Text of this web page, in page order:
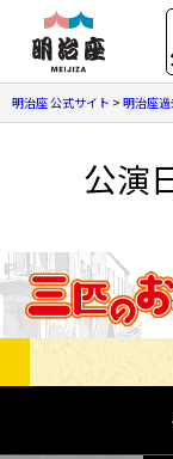
明治座 公式サイト > 明治座
公演